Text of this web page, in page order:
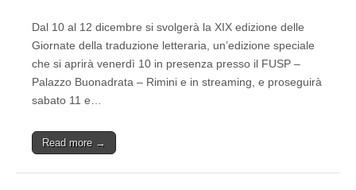
Dal 10 al 12 dicembre si svolgerà la XIX edizione delle
Giornate della traduzione letteraria, un’edizione speciale
che si aprirà venerdì 10 in presenza presso il FUSP –
Palazzo Buonadrata – Rimini e in streaming, e proseguirà
sabato 11 e…
Read more →